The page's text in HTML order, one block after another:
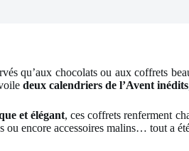
qu’aux chocolats ou aux coffrets
deux calendriers de l’Avent inédits
et élégant, ces coffrets renferment
ou encore accessoires malins… tout a